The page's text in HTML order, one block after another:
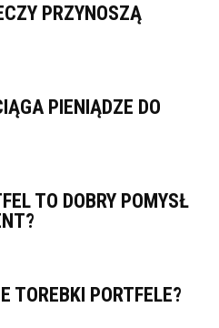
PRZYNOSZĄ
PIENIĄDZE DO
TO DOBRY POMYSŁ
TOREBKI PORTFELE?